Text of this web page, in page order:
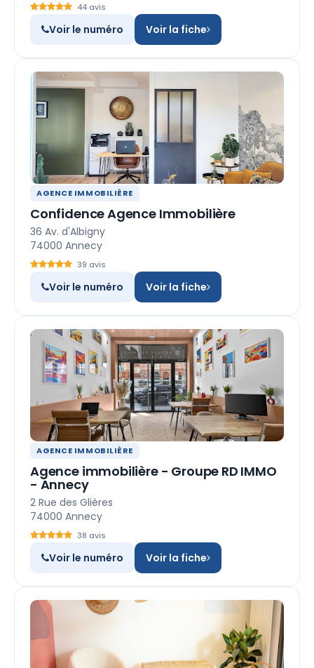
44 avis
Voir le numéro Voir la fiche
AGENCE IMMOBILIÈRE
Confidence Agence Immobilière
36 Av. d'Albigny
74000 Annecy
39 avis
Voir le numéro Voir la fiche
AGENCE IMMOBILIÈRE
Agence immobilière - Groupe RD IMMO
- Annecy
2 Rue des Glières
74000 Annecy
38 avis
Voir le numéro Voir la fiche